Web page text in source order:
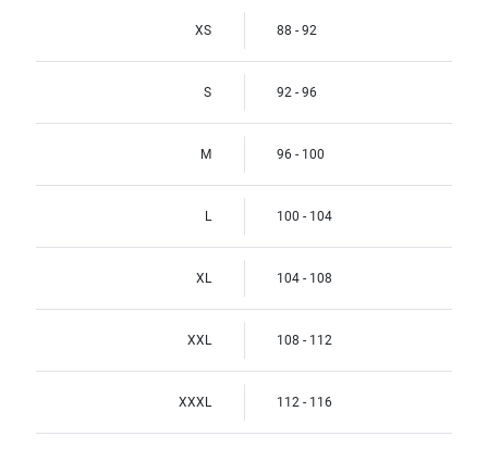
XS 88 - 92
S 92 - 96
M 96 - 100
L 100 - 104
XL 104 - 108
XXL 108 - 112
XXXL 112 - 116